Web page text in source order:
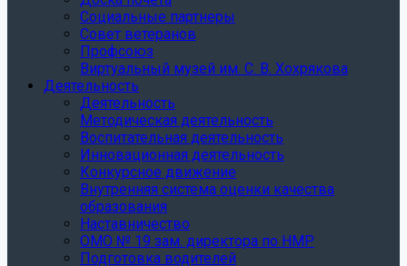
Социальные партнеры
Совет ветеранов
Профсоюз
Виртуальный музей им. С. В. Хохрякова
Деятельность
Деятельность
Методическая деятельность
Воспитательная деятельность
Инновационная деятельность
Конкурсное движение
Внутренняя система оценки качества
образования
Наставничество
ОМО № 19 зам. директора по НМР
Подготовка водителей